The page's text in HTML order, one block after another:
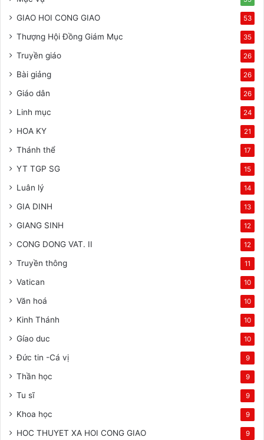
GIAO HOI CONG GIAO 53
Thượng Hội Đồng Giám Mục 35
Truyền giáo 26
Bài giảng 26
Giáo dân 26
Linh mục 24
HOA KY 21
Thánh thể 17
YT TGP SG 15
Luân lý 14
GIA DINH 13
GIANG SINH 12
CONG DONG VAT. II 12
Truyền thông 11
Vatican 10
Văn hoá 10
Kinh Thánh 10
Gíao duc 10
Đức tin -Cá vị 9
Thần học 9
Tu sĩ 9
Khoa học 9
HOC THUYET XA HOI CONG GIAO 9